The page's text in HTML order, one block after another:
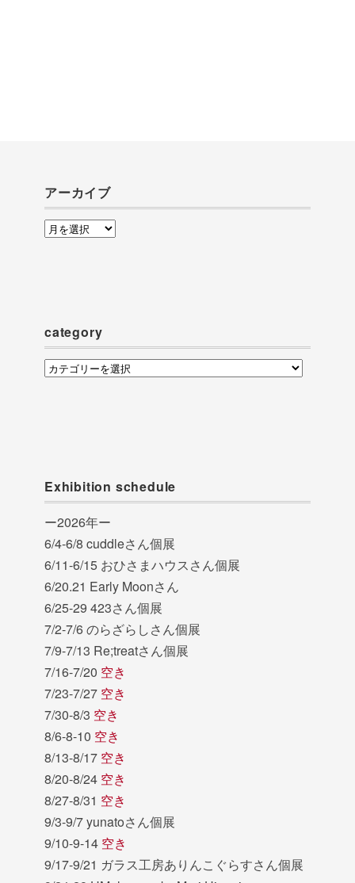
アーカイブ
ア
category
category
Exhibition schedule
ー2026年ー
6/4-6/8 cuddleさん個展
6/11-6/15 おひさまハウスさん個展
6/20.21 Early Moonさん
6/25-29 423さん個展
7/2-7/6 のらざらしさん個展
7/9-7/13 Re;treatさん個展
7/16-7/20 空き
7/23-7/27 空き
7/30-8/3 空き
8/6-8-10 空き
8/13-8/17 空き
8/20-8/24 空き
8/27-8/31 空き
9/3-9/7 yunatoさん個展
9/10-9-14 空き
9/17-9/21 ガラス工房ありんこぐらすさん個展